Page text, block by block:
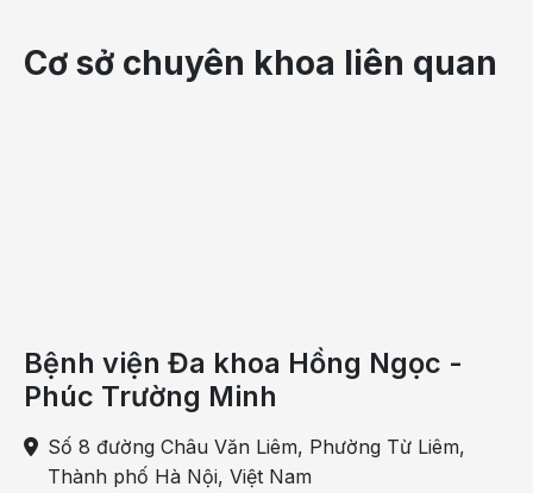
Cơ sở chuyên khoa liên quan
Bệnh viện Đa khoa Hồng Ngọc -
Phúc Trường Minh
Số 8 đường Châu Văn Liêm, Phường Từ Liêm,
Thành phố Hà Nội, Việt Nam